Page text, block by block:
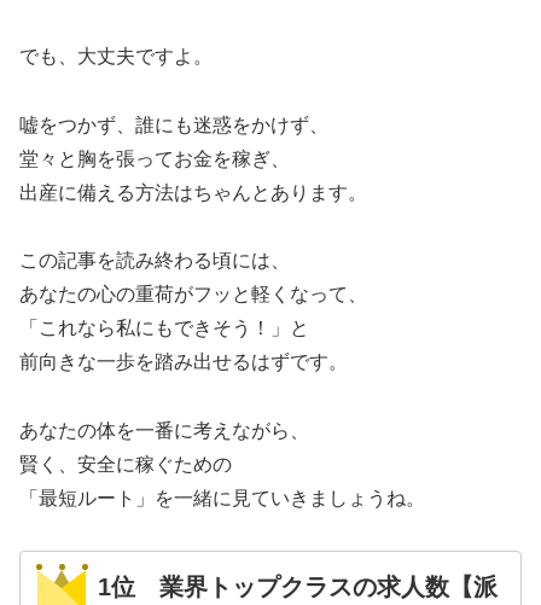
でも、大丈夫ですよ。
嘘をつかず、誰にも迷惑をかけず、
堂々と胸を張ってお金を稼ぎ、
出産に備える方法はちゃんとあります。
この記事を読み終わる頃には、
あなたの心の重荷がフッと軽くなって、
「これなら私にもできそう！」と
前向きな一歩を踏み出せるはずです。
あなたの体を一番に考えながら、
賢く、安全に稼ぐための
「最短ルート」を一緒に見ていきましょうね。
1位 業界トップクラスの求人数【派